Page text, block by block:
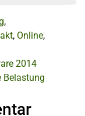
,
, Online,
2014
Belastung